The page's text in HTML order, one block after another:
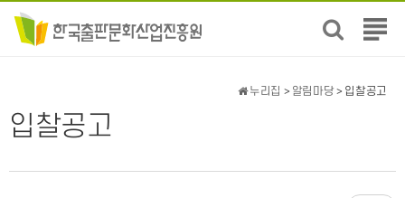
전
뉴
입찰공고
누리집 > 알림마당 > 입찰공고